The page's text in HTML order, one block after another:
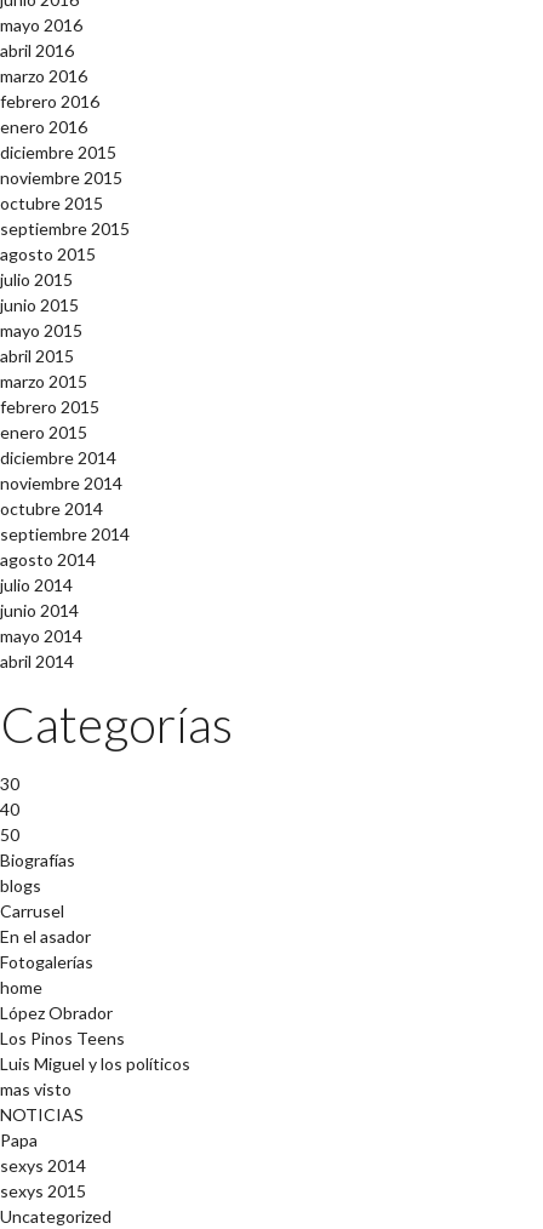
mayo 2016
abril 2016
marzo 2016
febrero 2016
enero 2016
diciembre 2015
noviembre 2015
octubre 2015
septiembre 2015
agosto 2015
julio 2015
junio 2015
mayo 2015
abril 2015
marzo 2015
febrero 2015
enero 2015
diciembre 2014
noviembre 2014
octubre 2014
septiembre 2014
agosto 2014
julio 2014
junio 2014
mayo 2014
abril 2014
Categorías
30
40
50
Biografías
blogs
Carrusel
En el asador
Fotogalerías
home
López Obrador
Los Pinos Teens
Luis Miguel y los políticos
mas visto
NOTICIAS
Papa
sexys 2014
sexys 2015
Uncategorized